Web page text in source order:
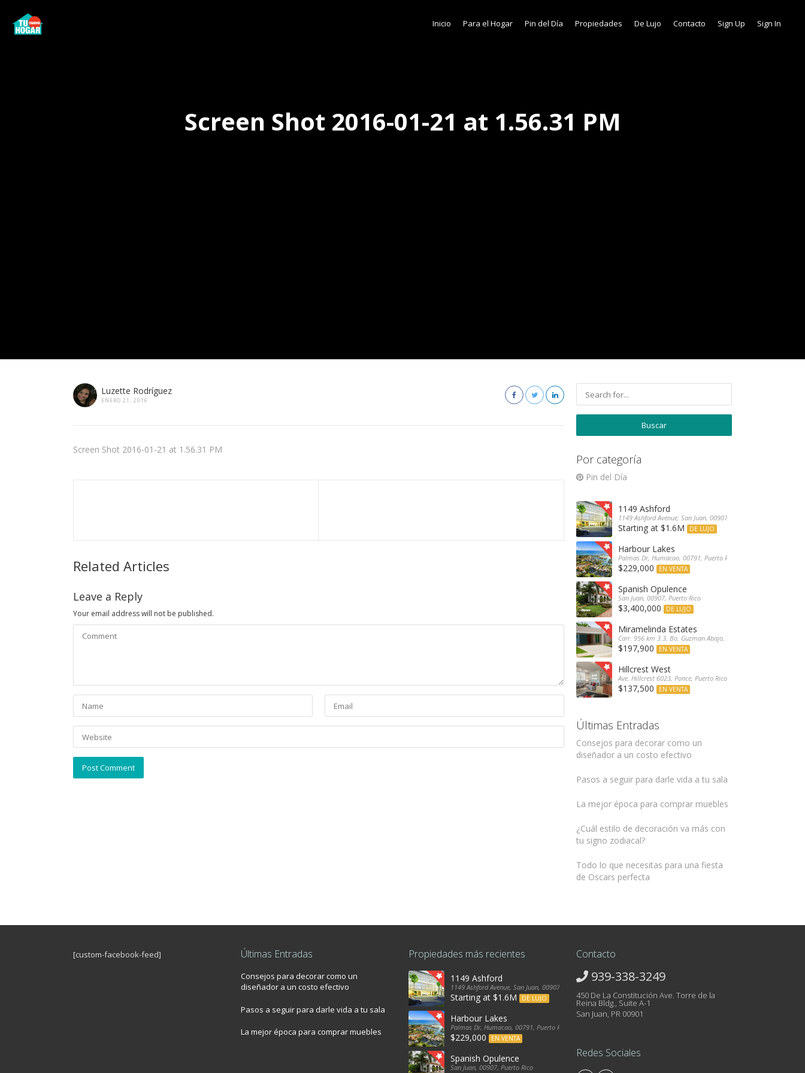
Screen Shot 2016-01-21 at 1.56.31 PM
Sign Up Sign In
Inicio Para el Hogar Pin del Día Propiedades De Lujo Contacto
Luzette Rodríguez
ENERO 21, 2016
Screen Shot 2016-01-21 at 1.56.31 PM
Related Articles
Leave a Reply
Your email address will not be published.
Por categoría
Pin del Día
1149 Ashford
1149 Ashford Avenue, San Juan, 00907, Puerto Rico
Starting at $1.6M DE LUJO
Harbour Lakes
Palmas Dr, Humacao, 00791, Puerto Rico
$229,000 EN VENTA
Spanish Opulence
San Juan, 00907, Puerto Rico
$3,400,000 DE LUJO
Miramelinda Estates
Carr. 956 km 3.3, Bo. Guzman Abajo, Río Grande, 00745, Puerto
$197,900 EN VENTA
Hillcrest West
Ave. Hillcrest 6023, Ponce, Puerto Rico
$137,500 EN VENTA
Últimas Entradas
Consejos para decorar como un
diseñador a un costo efectivo
Pasos a seguir para darle vida a tu sala
La mejor época para comprar muebles
¿Cuál estilo de decoración va más con
tu signo zodiacal?
Todo lo que necesitas para una fiesta
de Oscars perfecta
[custom-facebook-feed] Últimas Entradas
Consejos para decorar como un
diseñador a un costo efectivo
Pasos a seguir para darle vida a tu sala
La mejor época para comprar muebles
Propiedades más recientes
1149 Ashford
1149 Ashford Avenue, San Juan, 00907, Puerto Rico
Starting at $1.6M DE LUJO
Harbour Lakes
Palmas Dr, Humacao, 00791, Puerto Rico
$229,000 EN VENTA
Spanish Opulence
San Juan, 00907, Puerto Rico
Contacto
939-338-3249
450 De La Constitución Ave. Torre de la
Reina Bldg., Suite A-1
San Juan, PR 00901
Redes Sociales